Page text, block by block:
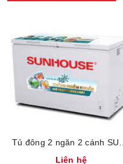
Nhu cầu bảo quản thực
gồm cả khối doanh nghiệp
đình bận rộn. So với tủ
quả hơn nhờ khả năng làm
dự trữ thực phẩm lâu hơn.
Tích hợp công nghệ lạnh
SUNHOUSE đem tới giải
Liên hệ